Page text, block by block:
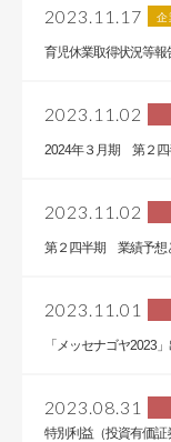
2023.11.17 企
育児休業取得状況等報
2023.11.02
2024年３月期 第２四
2023.11.02
第２四半期 業績予想
2023.11.01
「メッセナゴヤ2023
2023.08.31
特別利益（投資有価